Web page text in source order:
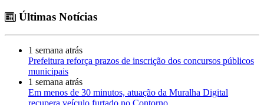
Últimas Notícias
1 semana atrás
Prefeitura reforça prazos de inscrição dos concursos públicos
municipais
1 semana atrás
Em menos de 30 minutos, atuação da Muralha Digital
recupera veículo furtado no Contorno